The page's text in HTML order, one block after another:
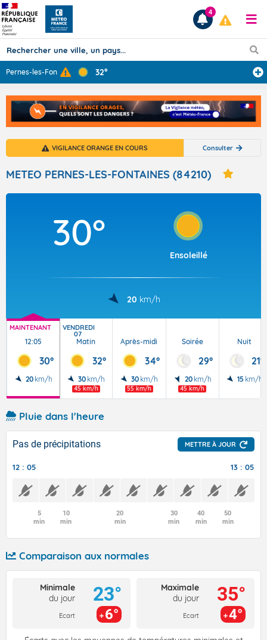
Prévisions
TOUS LES RÉSULTATS
Articles
4
Pernes-les-Font ... 32°
VIGILANCE ORANGE EN COURS Consulter
METEO PERNES-LES-FONTAINES (84210)
30°
Ensoleillé
20 km/h
MAINTENANT
12:05
30°
20 km/h
VENDREDI
07
Matin
32°
30 km/h
45 km/h
Après-midi
34°
30 km/h
55 km/h
Soirée
29°
20 km/h
45 km/h
Nuit
21°
15 km/h
Pluie dans l'heure
Pas de précipitations METTRE À JOUR
12 : 05 13 : 05
5
min
10
min
20
min
30
min
40
min
50
min
Comparaison aux normales
Minimale
du jour
Ecart
23°
6°
Maximale
du jour
Ecart
35°
4°